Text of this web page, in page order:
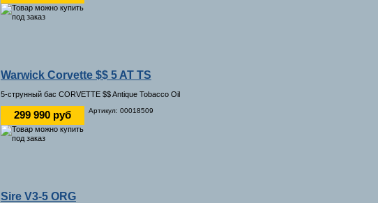
Warwick Corvette $$ 5 AT TS
5-струнный бас CORVETTE $$ Antique Tobacco Oil
299 990 руб Артикул: 00018509
Sire V3-5 ORG